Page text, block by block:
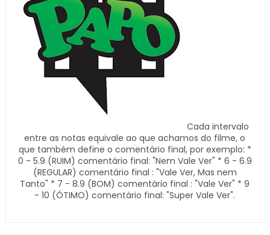
Cada intervalo
entre as notas equivale ao que achamos do filme, o
que também define o comentário final, por exemplo: *
0 - 5.9 (RUIM) comentário final: "Nem Vale Ver" * 6 - 6.9
(REGULAR) comentário final : "Vale Ver, Mas nem
Tanto" * 7 - 8.9 (BOM) comentário final : "Vale Ver" * 9
- 10 (ÓTIMO) comentário final: "Super Vale Ver".